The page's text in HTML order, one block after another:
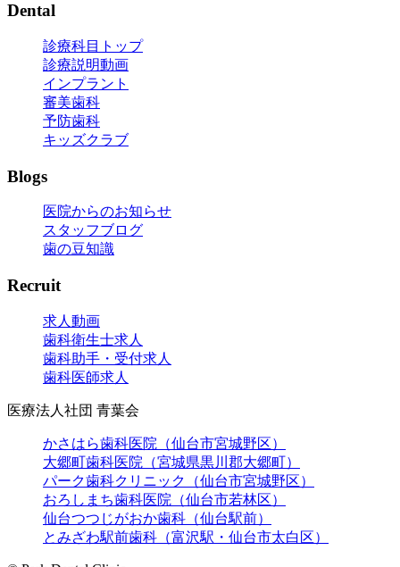
Dental
診療科目トップ
診療説明動画
インプラント
審美歯科
予防歯科
キッズクラブ
Blogs
医院からのお知らせ
スタッフブログ
歯の豆知識
Recruit
求人動画
歯科衛生士求人
歯科助手・受付求人
歯科医師求人
医療法人社団 青葉会
かさはら歯科医院（仙台市宮城野区）
大郷町歯科医院（宮城県黒川郡大郷町）
パーク歯科クリニック（仙台市宮城野区）
おろしまち歯科医院（仙台市若林区）
仙台つつじがおか歯科（仙台駅前）
とみざわ駅前歯科（富沢駅・仙台市太白区）